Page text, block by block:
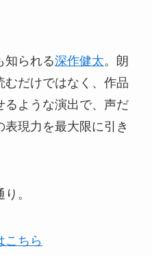
知られる深作健太。朗
だけではなく、作品
るような演出で、声だ
現力を最大限に引き
。
こちら